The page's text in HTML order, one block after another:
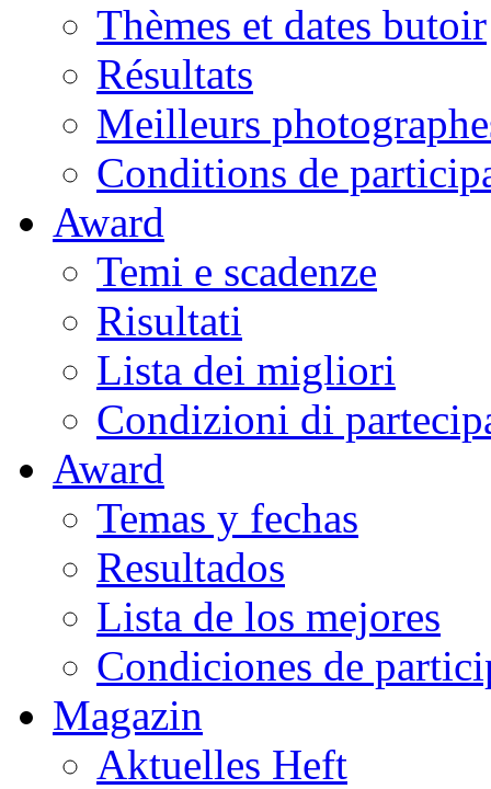
Thèmes et dates butoir
Résultats
Meilleurs
Conditions de
Award
Temi e scadenze
Risultati
Lista dei migliori
Condizioni di
Award
Temas y fechas
Resultados
Lista de los mejores
Condiciones de
Magazin
Aktuelles Heft